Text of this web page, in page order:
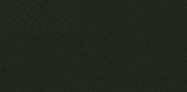
MARADNI ZABAD!
GRÓF NÁDASDY
BORBÁLA
Eredeti ár: